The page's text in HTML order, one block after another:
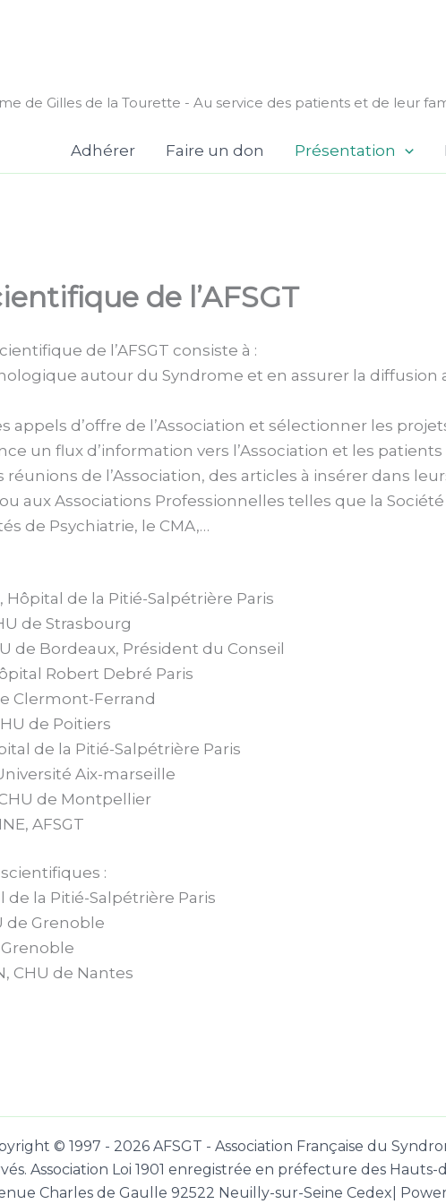
de Gilles de la Tourette - Au service des patients et de leur
Adhérer Faire un don Présentation
de l’AFSGT
de l’AFSGT consiste à :
autour du Syndrome et en assurer la
appels d’offre de l’Association et sélectionner les
un flux d’information vers l’Association et les
de l’Association, des articles à insérer dans
aux Associations Professionnelles telles que la
de Psychiatrie, le CMA,…
Hôpital de la Pitié-Salpétrière Paris
de Strasbourg
de Bordeaux, Président du Conseil
Robert Debré Paris
Clermont-Ferrand
de Poitiers
de la Pitié-Salpétrière Paris
Aix-marseille
de Montpellier
AFSGT
:
de la Pitié-Salpétrière Paris
de Grenoble
Grenoble
CHU de Nantes
© 1997 - 2026 AFSGT - Association Française du
Association Loi 1901 enregistrée en préfecture des
Charles de Gaulle 92522 Neuilly-sur-Seine Cedex|